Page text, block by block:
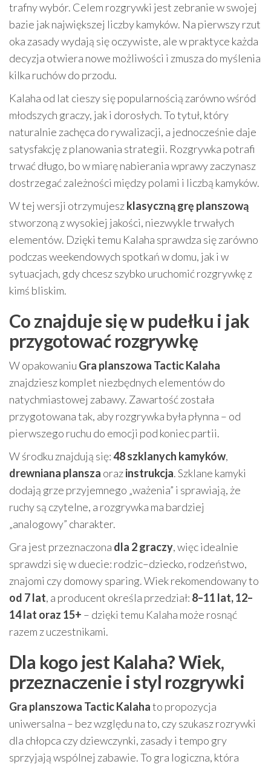
trafny wybór. Celem rozgrywki jest zebranie w swojej
bazie jak największej liczby kamyków. Na pierwszy rzut
oka zasady wydają się oczywiste, ale w praktyce każda
decyzja otwiera nowe możliwości i zmusza do myślenia
kilka ruchów do przodu.
Kalaha od lat cieszy się popularnością zarówno wśród
młodszych graczy, jak i dorosłych. To tytuł, który
naturalnie zachęca do rywalizacji, a jednocześnie daje
satysfakcję z planowania strategii. Rozgrywka potrafi
trwać długo, bo w miarę nabierania wprawy zaczynasz
dostrzegać zależności między polami i liczbą kamyków.
W tej wersji otrzymujeszklasyczną grę planszową
stworzoną z wysokiej jakości, niezwykle trwałych
elementów. Dzięki temu Kalaha sprawdza się zarówno
podczas weekendowych spotkań w domu, jak i w
sytuacjach, gdy chcesz szybko uruchomić rozgrywkę z
kimś bliskim.
Co znajduje się w pudełku i jak
przygotować rozgrywkę
W opakowaniu Gra planszowa Tactic Kalaha
znajdziesz komplet niezbędnych elementów do
natychmiastowej zabawy. Zawartość została
przygotowana tak, aby rozgrywka była płynna – od
pierwszego ruchu do emocji pod koniec partii.
W środku znajdują się:48 szklanych kamyków,
drewniana plansza orazinstrukcja. Szklane kamyki
dodają grze przyjemnego „ważenia” i sprawiają, że
ruchy są czytelne, a rozgrywka ma bardziej
„analogowy” charakter.
Gra jest przeznaczona dla 2 graczy, więc idealnie
sprawdzi się w duecie: rodzic–dziecko, rodzeństwo,
znajomi czy domowy sparing. Wiek rekomendowany to
od 7 lat, a producent określa przedział: 8–11 lat, 12–
14 lat oraz 15+ – dzięki temu Kalaha może rosnąć
razem z uczestnikami.
Dla kogo jest Kalaha? Wiek,
przeznaczenie i styl rozgrywki
Gra planszowa Tactic Kalahato propozycja
uniwersalna – bez względu na to, czy szukasz rozrywki
dla chłopca czy dziewczynki, zasady i tempo gry
sprzyjają wspólnej zabawie. To gra logiczna, która